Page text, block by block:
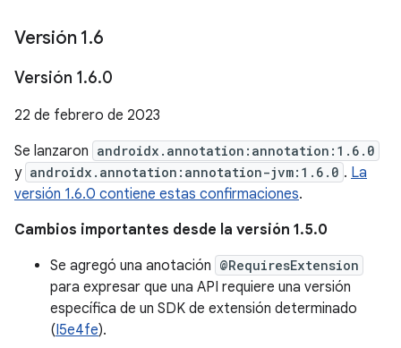
Versión 1.6
Versión 1.6.0
22 de febrero de 2023
Se lanzaron androidx.annotation:annotation:1.6.0
y androidx.annotation:annotation-jvm:1.6.0 . La
versión 1.6.0 contiene estas confirmaciones.
Cambios importantes desde la versión 1.5.0
Se agregó una anotación @RequiresExtension
para expresar que una API requiere una versión
específica de un SDK de extensión determinado
(I5e4fe).